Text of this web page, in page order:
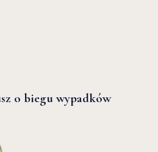
o biegu wypadków